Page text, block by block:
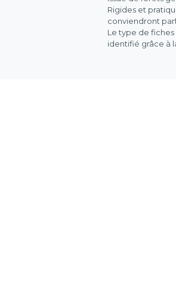
Rigides et
conviendront
Le type de
identifié grâce à